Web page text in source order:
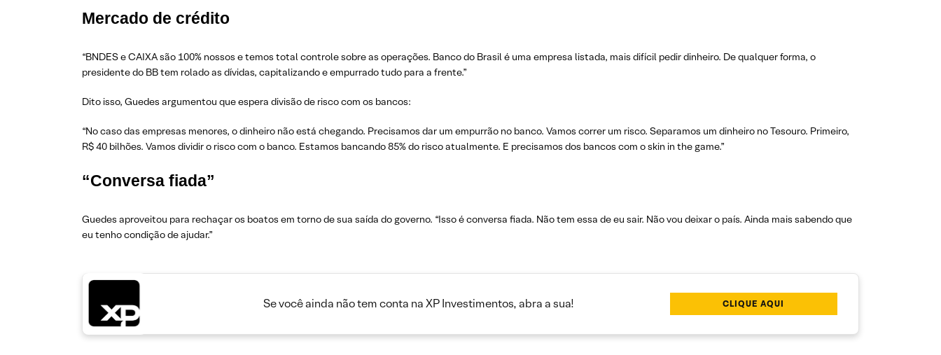
Mercado de crédito
“BNDES e CAIXA são 100% nossos e temos total controle sobre as operações. Banco do Brasil é uma empresa listada, mais difícil pedir dinheiro. De qualquer forma, o
presidente do BB tem rolado as dívidas, capitalizando e empurrado tudo para a frente.”
Dito isso, Guedes argumentou que espera divisão de risco com os bancos:
“No caso das empresas menores, o dinheiro não está chegando. Precisamos dar um empurrão no banco. Vamos correr um risco. Separamos um dinheiro no Tesouro. Primeiro,
R$ 40 bilhões. Vamos dividir o risco com o banco. Estamos bancando 85% do risco atualmente. E precisamos dos bancos com o skin in the game.”
“Conversa fiada”
Guedes aproveitou para rechaçar os boatos em torno de sua saída do governo. “Isso é conversa fiada. Não tem essa de eu sair. Não vou deixar o país. Ainda mais sabendo que
eu tenho condição de ajudar.”
Se você ainda não tem conta na XP Investimentos, abra a sua! CLIQUE AQUI